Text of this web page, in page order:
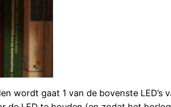
wordt gaat 1 van de bovenste LED’s